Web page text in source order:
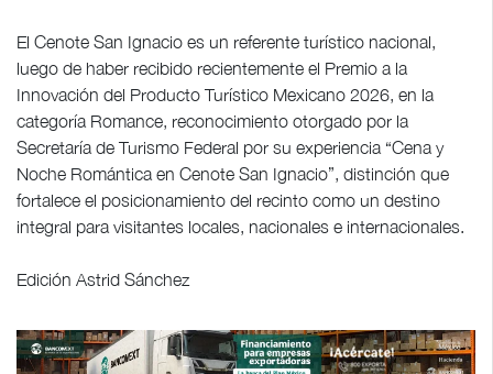
El Cenote San Ignacio es un referente turístico nacional,
luego de haber recibido recientemente el Premio a la
Innovación del Producto Turístico Mexicano 2026, en la
categoría Romance, reconocimiento otorgado por la
Secretaría de Turismo Federal por su experiencia “Cena y
Noche Romántica en Cenote San Ignacio”, distinción que
fortalece el posicionamiento del recinto como un destino
integral para visitantes locales, nacionales e internacionales.
Edición Astrid Sánchez